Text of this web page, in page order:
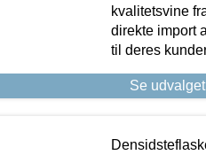
kvalitetsvine
direkte import
til deres
Se